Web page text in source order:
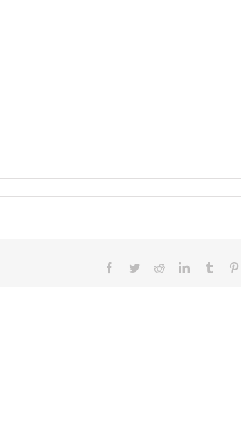
Facebook
TwitterRedditLinkedInTumblr